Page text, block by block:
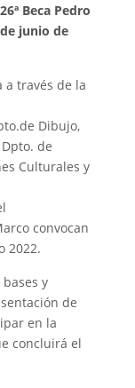
26ª Beca Pedro
junio de
a través de la
Dibujo,
de
Culturales y
convocan
2022.
y
de
en la
concluirá el